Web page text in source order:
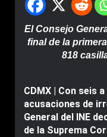
El Consejo
final de la
818
CDMX | Con seis
acusaciones de
General del INE
de la Suprema